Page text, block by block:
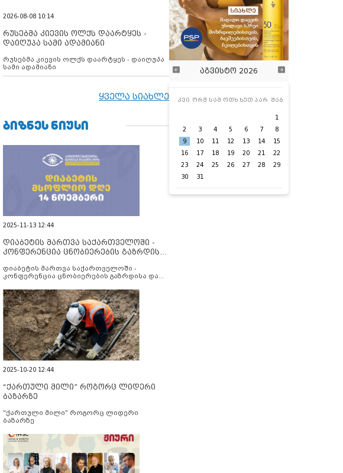
2026-08-08 10:14
რუსებმა კიევის ოლქს დაარტყეს -
დაიღუპა სამი ადამიანი
რუსებმა კიევის ოლქს დაარტყეს - დაიღუპა
სამი ადამიანი
ყველა სიახლე
ᲑᲘᲖᲜᲔᲡ ᲜᲘᲣᲡᲘ
2025-11-13 12:44
დიაბეტის მართვა საქართველოში -
კონფერენცია ცნობიერების გაზრდისა
დიაბეტის მართვა საქართველოში -
კონფერენცია ცნობიერების გაზრდისა და
2025-10-20 12:44
“ქართული მილი” როგორც ლიდერი
ბაზარზე
“ქართული მილი” როგორც ლიდერი
ბაზარზე
აგვისტო 2026
კვი ორშ სამ ოთხ ხუთ პარ შაბ
1
2
3 4 5 6 7
8
9
10 11 12 13 14
15
16
17 18 19 20 21
22
23
24 25 26 27 28
29
30
31